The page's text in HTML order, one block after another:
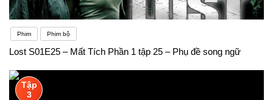
Phim Phim bộ
Lost S01E25 – Mất Tích Phần 1 tập 25 – Phụ đề song ngữ
Tập
3